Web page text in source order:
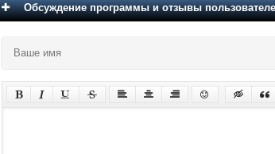
Обсуждение программы и отзывы